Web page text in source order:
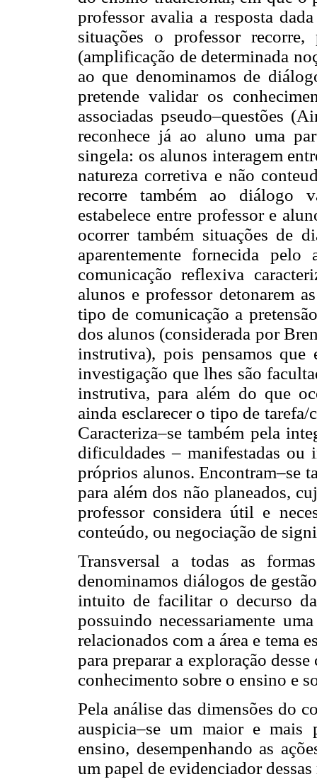
professor avalia a resposta
situações o professor
(amplificação de determinada
ao que denominamos de
pretende validar os
associadas pseudo–questões
reconhece já ao aluno uma
singela: os alunos interagem
natureza corretiva e não
recorre também ao diálogo
estabelece entre professor e
ocorrer também situações de
aparentemente fornecida
comunicação reflexiva
alunos e professor detonarem
tipo de comunicação a
dos alunos (considerada por
instrutiva), pois pensamos que
investigação que lhes são
instrutiva, para além do que
ainda esclarecer o tipo de
Caracteriza–se também pela
dificuldades – manifestadas ou
próprios alunos. Encontram–se
para além dos não planeados,
professor considera útil e
conteúdo, ou negociação de
Transversal a todas as
denominamos diálogos de
intuito de facilitar o decurso
possuindo necessariamente
relacionados com a área e tema
para preparar a exploração
conhecimento sobre o ensino e
Pela análise das dimensões do
auspicia–se um maior e mais
ensino, desempenhando as
um papel de evidenciador dessas